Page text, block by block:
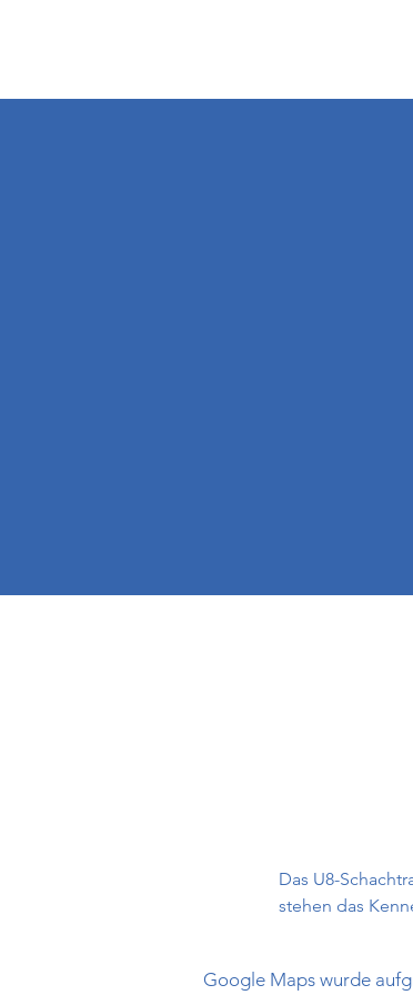
Das U8-
stehen das
Google Maps wurde